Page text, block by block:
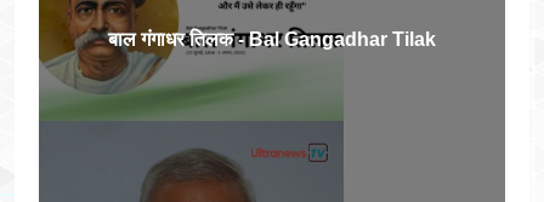
बाल गंगाधर तिलक - Bal Gangadhar Tilak